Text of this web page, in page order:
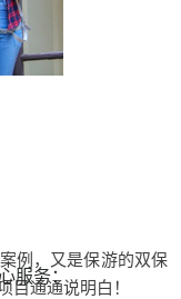
服务：
例，又是保游的双保
目通通说明白！